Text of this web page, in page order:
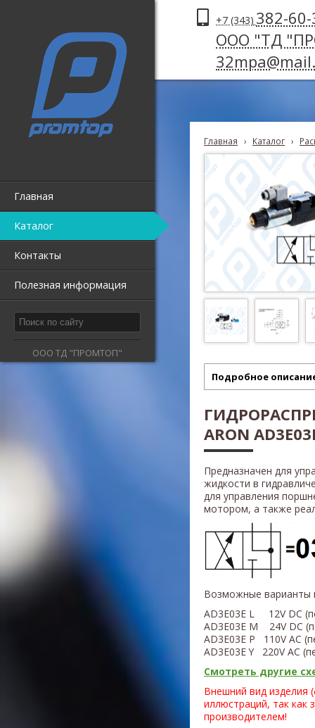
Главная
Каталог
Контакты
Полезная информация
ООО ТД "ПРОМТОП"
+7 (343) 382-
ООО "ТД
Главная › Каталог ›
Подробное
ARON
Предназначен для
жидкости в
для управления
мотором, а также
Возможные варианты
AD3E03E L 12V DC
AD3E03E M 24V DC
AD3E03E P 110V AC
AD3E03E Y 220V AC
Смотреть другие
Внешний вид изделия
иллюстраций, так как
производителем!